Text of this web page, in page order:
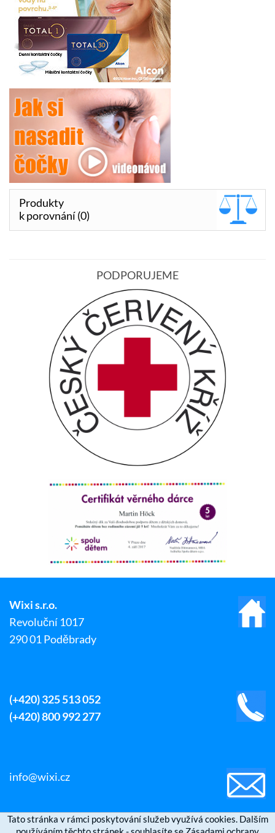
Produkty
k porovnání (0)
PODPORUJEME
Wixi s.r.o.
Revoluční 1017
290 01 Poděbrady
(+420) 325 513 052
(+420) 800 992 277
info@wixi.cz
Tato stránka v rámci poskytování služeb využívá cookies. Dalším